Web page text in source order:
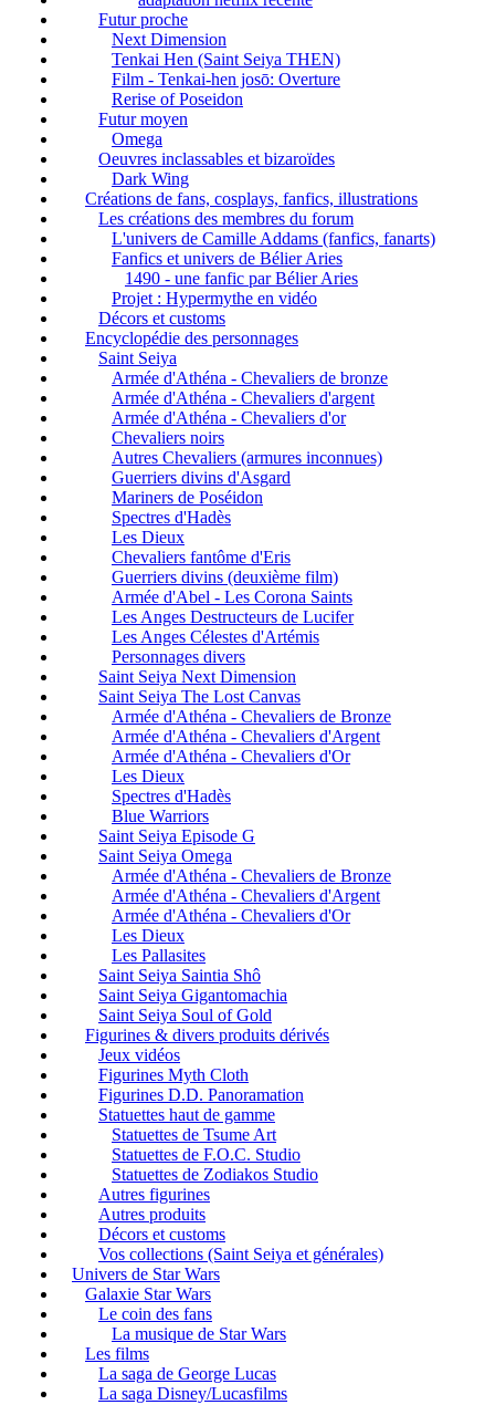
Futur proche
Next Dimension
Tenkai Hen (Saint Seiya THEN)
Film - Tenkai-hen josō: Overture
Rerise of Poseidon
Futur moyen
Omega
Oeuvres inclassables et bizaroïdes
Dark Wing
Créations de fans, cosplays, fanfics, illustrations
Les créations des membres du forum
L'univers de Camille Addams (fanfics, fanarts)
Fanfics et univers de Bélier Aries
1490 - une fanfic par Bélier Aries
Projet : Hypermythe en vidéo
Décors et customs
Encyclopédie des personnages
Saint Seiya
Armée d'Athéna - Chevaliers de bronze
Armée d'Athéna - Chevaliers d'argent
Armée d'Athéna - Chevaliers d'or
Chevaliers noirs
Autres Chevaliers (armures inconnues)
Guerriers divins d'Asgard
Mariners de Poséidon
Spectres d'Hadès
Les Dieux
Chevaliers fantôme d'Eris
Guerriers divins (deuxième film)
Armée d'Abel - Les Corona Saints
Les Anges Destructeurs de Lucifer
Les Anges Célestes d'Artémis
Personnages divers
Saint Seiya Next Dimension
Saint Seiya The Lost Canvas
Armée d'Athéna - Chevaliers de Bronze
Armée d'Athéna - Chevaliers d'Argent
Armée d'Athéna - Chevaliers d'Or
Les Dieux
Spectres d'Hadès
Blue Warriors
Saint Seiya Episode G
Saint Seiya Omega
Armée d'Athéna - Chevaliers de Bronze
Armée d'Athéna - Chevaliers d'Argent
Armée d'Athéna - Chevaliers d'Or
Les Dieux
Les Pallasites
Saint Seiya Saintia Shô
Saint Seiya Gigantomachia
Saint Seiya Soul of Gold
Figurines & divers produits dérivés
Jeux vidéos
Figurines Myth Cloth
Figurines D.D. Panoramation
Statuettes haut de gamme
Statuettes de Tsume Art
Statuettes de F.O.C. Studio
Statuettes de Zodiakos Studio
Autres figurines
Autres produits
Décors et customs
Vos collections (Saint Seiya et générales)
Univers de Star Wars
Galaxie Star Wars
Le coin des fans
La musique de Star Wars
Les films
La saga de George Lucas
La saga Disney/Lucasfilms